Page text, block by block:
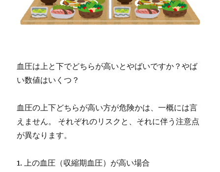
血圧は上と下でどちらが高いとやばいですか？やば
い数値はいくつ？
血圧の上下どちらが高い方が危険かは、一概には言
えません。 それぞれのリスクと、それに伴う注意点
が異なります。
1. 上の血圧（収縮期血圧）が高い場合